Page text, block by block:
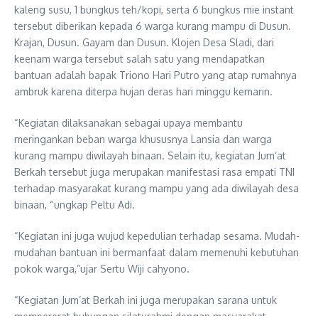
kaleng susu, 1 bungkus teh/kopi, serta 6 bungkus mie instant
tersebut diberikan kepada 6 warga kurang mampu di Dusun.
Krajan, Dusun. Gayam dan Dusun. Klojen Desa Sladi, dari
keenam warga tersebut salah satu yang mendapatkan
bantuan adalah bapak Triono Hari Putro yang atap rumahnya
ambruk karena diterpa hujan deras hari minggu kemarin.
“Kegiatan dilaksanakan sebagai upaya membantu
meringankan beban warga khususnya Lansia dan warga
kurang mampu diwilayah binaan. Selain itu, kegiatan Jum’at
Berkah tersebut juga merupakan manifestasi rasa empati TNI
terhadap masyarakat kurang mampu yang ada diwilayah desa
binaan, “ungkap Peltu Adi.
“Kegiatan ini juga wujud kepedulian terhadap sesama. Mudah-
mudahan bantuan ini bermanfaat dalam memenuhi kebutuhan
pokok warga,”ujar Sertu Wiji cahyono.
“Kegiatan Jum’at Berkah ini juga merupakan sarana untuk